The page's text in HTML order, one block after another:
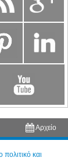
Αρχείο
και